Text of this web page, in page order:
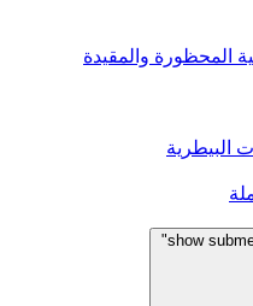
المحظورة والمقيدة
البيطرية
show